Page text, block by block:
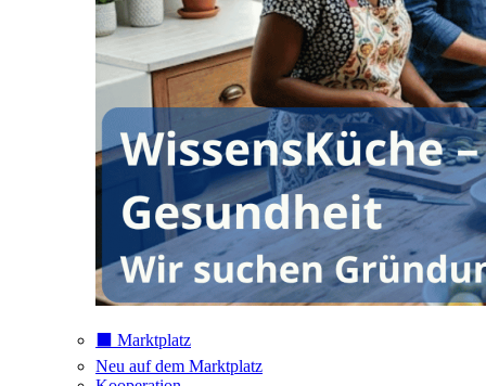
⬛️ Marktplatz
Neu auf dem Marktplatz